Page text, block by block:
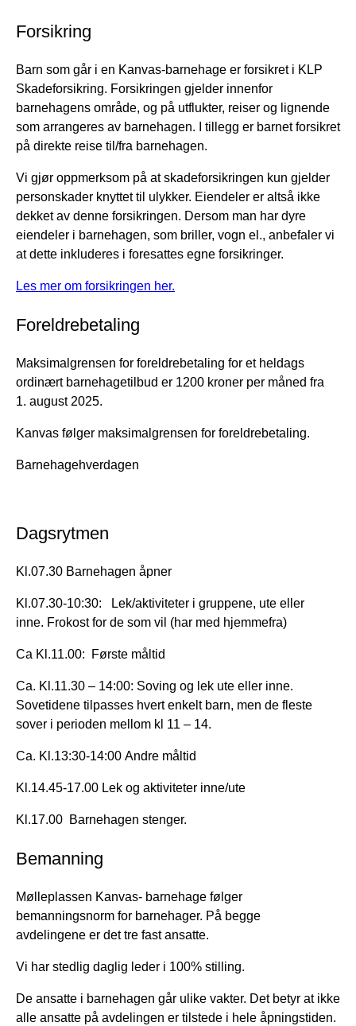
Forsikring
Barn som går i en Kanvas-barnehage er forsikret i KLP
Skadeforsikring. Forsikringen gjelder innenfor
barnehagens område, og på utflukter, reiser og lignende
som arrangeres av barnehagen. I tillegg er barnet forsikret
på direkte reise til/fra barnehagen.
Vi gjør oppmerksom på at skadeforsikringen kun gjelder
personskader knyttet til ulykker. Eiendeler er altså ikke
dekket av denne forsikringen. Dersom man har dyre
eiendeler i barnehagen, som briller, vogn el., anbefaler vi
at dette inkluderes i foresattes egne forsikringer.
Les mer om forsikringen her.
Foreldrebetaling
Maksimalgrensen for foreldrebetaling for et heldags
ordinært barnehagetilbud er 1200 kroner per måned fra
1. august 2025.
Kanvas følger maksimalgrensen for foreldrebetaling.
Barnehagehverdagen
Dagsrytmen
Kl.07.30 Barnehagen åpner
Kl.07.30-10:30: Lek/aktiviteter i gruppene, ute eller
inne. Frokost for de som vil (har med hjemmefra)
Ca Kl.11.00: Første måltid
Ca. Kl.11.30 – 14:00: Soving og lek ute eller inne.
Sovetidene tilpasses hvert enkelt barn, men de fleste
sover i perioden mellom kl 11 – 14.
Ca. Kl.13:30-14:00 Andre måltid
Kl.14.45-17.00 Lek og aktiviteter inne/ute
Kl.17.00 Barnehagen stenger.
Bemanning
Mølleplassen Kanvas- barnehage følger
bemanningsnorm for barnehager. På begge
avdelingene er det tre fast ansatte.
Vi har stedlig daglig leder i 100% stilling.
De ansatte i barnehagen går ulike vakter. Det betyr at ikke
alle ansatte på avdelingen er tilstede i hele åpningstiden.